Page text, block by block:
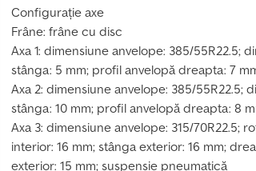
Configurație axe
Frâne: frâne cu disc
Axa 1: dimensiune anvelope: 385/55R22.5;
stânga: 5 mm; profil anvelopă dreapta: 7
Axa 2: dimensiune anvelope: 385/55R22.5;
stânga: 10 mm; profil anvelopă dreapta: 8
Axa 3: dimensiune anvelope: 315/70R22.5;
interior: 16 mm; stânga exterior: 16 mm;
exterior: 15 mm; suspensie pneumatică